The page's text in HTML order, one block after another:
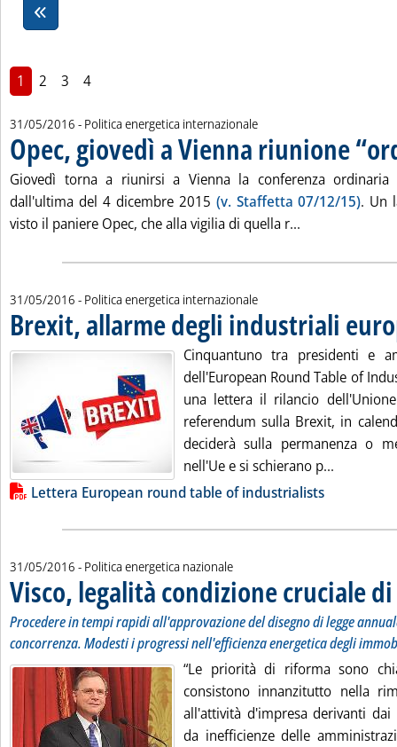
1 2 3 4
31/05/2016 - Politica energetica internazionale
Opec, giovedì a Vienna riunione
Giovedì torna a riunirsi a Vienna la conferenza
dall'ultima del 4 dicembre 2015 (v. Staffetta 07/12/15). Un
visto il paniere Opec, che alla vigilia di quella r...
31/05/2016 - Politica energetica internazionale
Brexit, allarme degli industriali
Cinquantuno tra presidenti e
dell'European Round Table of
una lettera il rilancio
referendum sulla Brexit, in
deciderà sulla permanenza o
nell'Ue e si schierano p...
Lista allegati PDF alla notizia
Lettera European round table of industrialists
31/05/2016 - Politica energetica nazionale
Visco, legalità condizione cruciale
Procedere in tempi rapidi all'approvazione del disegno di legge
concorrenza. Modesti i progressi nell'efficienza energetica degli
“Le priorità di riforma sono
consistono innanzitutto nella
all'attività d'impresa derivanti
da inefficienze delle